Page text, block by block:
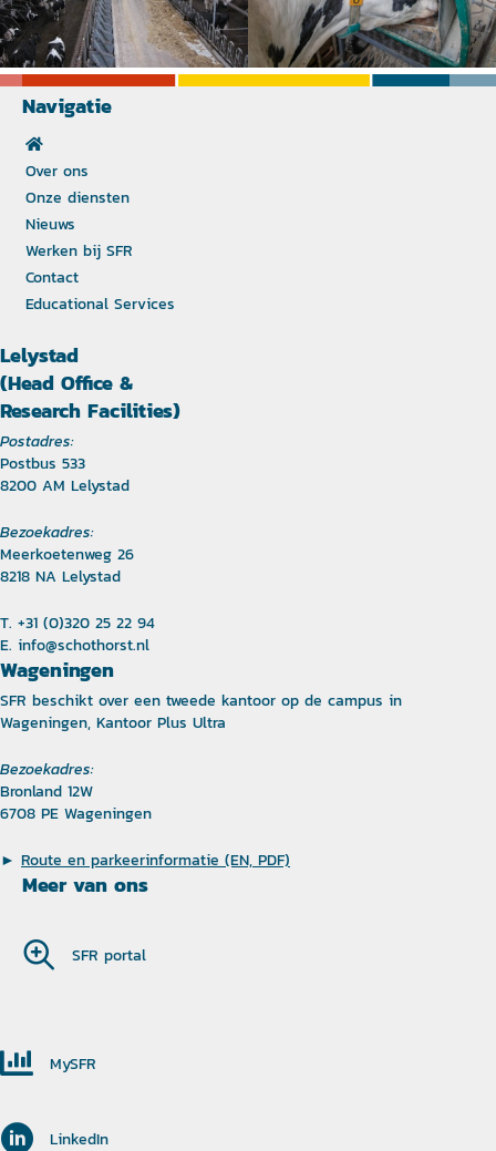
Navigatie
Over ons
Onze diensten
Nieuws
Werken bij SFR
Contact
Educational Services
Lelystad
(Head Office &
Research Facilities)
Postadres:
Postbus 533
8200 AM Lelystad
Bezoekadres:
Meerkoetenweg 26
8218 NA Lelystad
T. +31 (0)320 25 22 94
E. info@schothorst.nl
Wageningen
SFR beschikt over een tweede kantoor op de campus in
Wageningen, Kantoor Plus Ultra
Bezoekadres:
Bronland 12W
6708 PE Wageningen
► Route en parkeerinformatie (EN, PDF)
Meer van ons
SFR portal
MySFR
LinkedIn